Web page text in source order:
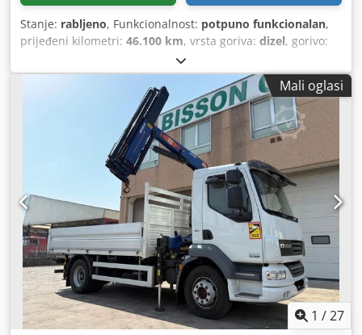
Stanje: rabljeno, Funkcionalnost: potpuno funkcionalan,
prijeđeni kilometri: 46.100 km, vrsta goriva: dizel, gorivo:
, vozačeva kabina:
emisijska klasa:Euro 4, Godina proizvodnje:2006, Oprema:
Mali oglasi
1 /27